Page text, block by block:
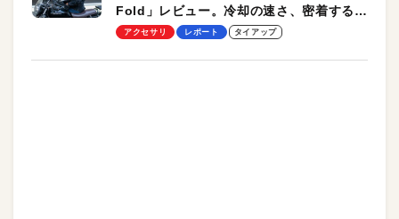
Fold」レビュー。冷却の速さ、密着する冷
却プレート、シンプルな操作性がグッド！
アクセサリ レポート タイアップ